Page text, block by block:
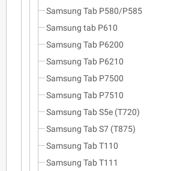
Samsung Tab P580/P585
Samsung tab P610
Samsung Tab P6200
Samsung Tab P6210
Samsung Tab P7500
Samsung Tab P7510
Samsung Tab S5e (T720)
Samsung Tab S7 (T875)
Samsung Tab T110
Samsung Tab T111